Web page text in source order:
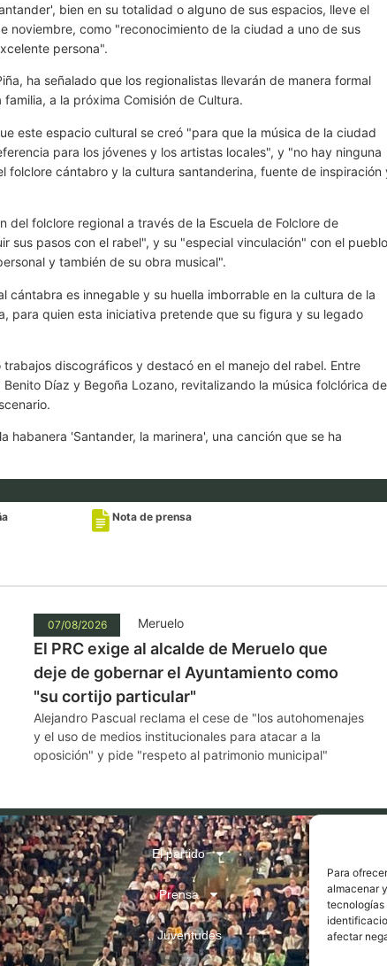
Para
almacenar
tecnologías
afectar
bien en su totalidad o alguno de sus espacios, lleve el
noviembre, como "reconocimiento de la ciudad a uno de sus
persona".
ha señalado que los regionalistas llevarán de manera formal
a la próxima Comisión de Cultura.
este espacio cultural se creó "para que la música de la ciudad
para los jóvenes y los artistas locales", y "no hay ninguna
cántabro y la cultura santanderina, fuente de inspiración
folclore regional a través de la Escuela de Folclore de
sus pasos con el rabel", y su "especial vinculación" con el pueblo
y también de su obra musical".
cántabra es innegable y su huella imborrable en la cultura de la
para quien esta iniciativa pretende que su figura y su legado
discográficos y destacó en el manejo del rabel. Entre
Díaz y Begoña Lozano, revitalizando la música folclórica de
habanera 'Santander, la marinera', una canción que se ha
Nota de prensa
07/08/2026 Meruelo
El PRC exige al alcalde de Meruelo que
deje de gobernar el Ayuntamiento como
"su cortijo particular"
Alejandro Pascual reclama el cese de "los autohomenajes
y el uso de medios institucionales para atacar a la
oposición" y pide "respeto al patrimonio municipal"
El partido
Prensa
Juventudes